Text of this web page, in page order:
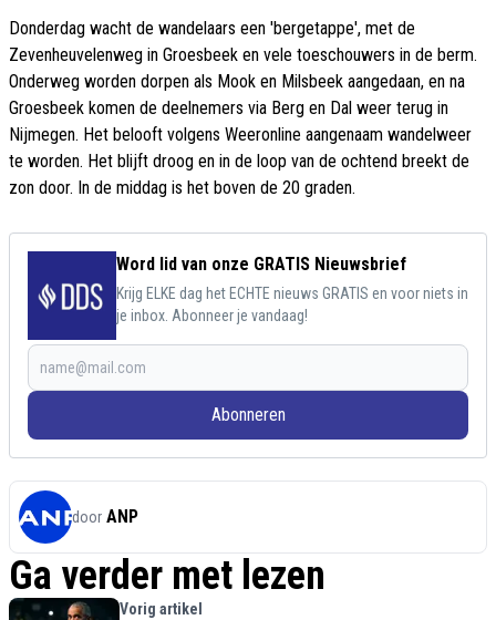
Donderdag wacht de wandelaars een 'bergetappe', met de
Zevenheuvelenweg in Groesbeek en vele toeschouwers in de berm.
Onderweg worden dorpen als Mook en Milsbeek aangedaan, en na
Groesbeek komen de deelnemers via Berg en Dal weer terug in
Nijmegen. Het belooft volgens Weeronline aangenaam wandelweer
te worden. Het blijft droog en in de loop van de ochtend breekt de
zon door. In de middag is het boven de 20 graden.
Word lid van onze GRATIS Nieuwsbrief
Krijg ELKE dag het ECHTE nieuws GRATIS en voor niets in
je inbox. Abonneer je vandaag!
Abonneren
door ANP
Ga verder met lezen
Vorig artikel